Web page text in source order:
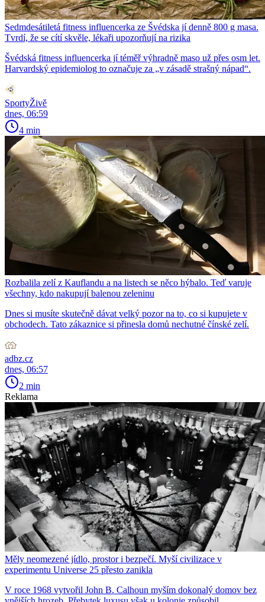
Sedmdesátiletá fitness influencerka ze Švédska jí denně 800 g masa.
Tvrdí, že se cítí skvěle, lékaři upozorňují na rizika
Švédská fitness influencerka jí téměř výhradně maso už přes osm let.
Harvardský epidemiolog to označuje za „v zásadě strašný nápad“.
SportyŽivě
dnes, 06:59
4 min
Rozbalila zelí z Kauflandu a na listech se něco hýbalo. Teď varuje
všechny, kdo nakupují balenou zeleninu
Dnes si musíte skutečně dávat velký pozor na to, co si kupujete v
obchodech. Tato zákaznice si přinesla domů nechutné čínské zelí.
adbz.cz
dnes, 06:57
2 min
Reklama
Měly neomezené jídlo, prostor i bezpečí. Myší civilizace v
experimentu Universe 25 přesto zanikla
V roce 1968 vytvořil John B. Calhoun myším dokonalý domov bez